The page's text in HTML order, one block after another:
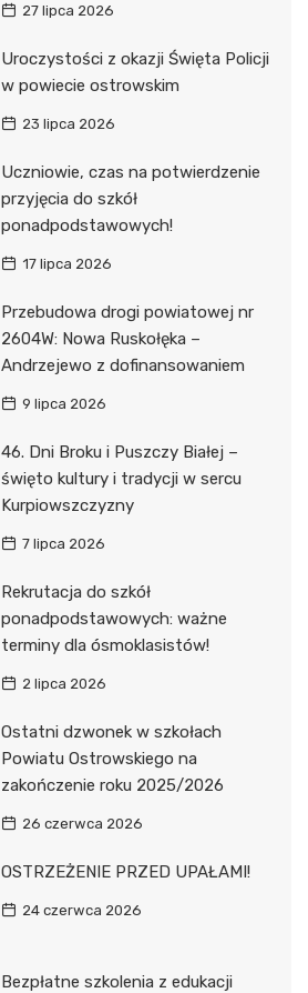
27 lipca 2026
Uroczystości z okazji Święta Policji
w powiecie ostrowskim
23 lipca 2026
Uczniowie, czas na potwierdzenie
przyjęcia do szkół
ponadpodstawowych!
17 lipca 2026
Przebudowa drogi powiatowej nr
2604W: Nowa Ruskołęka –
Andrzejewo z dofinansowaniem
9 lipca 2026
46. Dni Broku i Puszczy Białej –
święto kultury i tradycji w sercu
Kurpiowszczyzny
7 lipca 2026
Rekrutacja do szkół
ponadpodstawowych: ważne
terminy dla ósmoklasistów!
2 lipca 2026
Ostatni dzwonek w szkołach
Powiatu Ostrowskiego na
zakończenie roku 2025/2026
26 czerwca 2026
OSTRZEŻENIE PRZED UPAŁAMI!
24 czerwca 2026
Bezpłatne szkolenia z edukacji